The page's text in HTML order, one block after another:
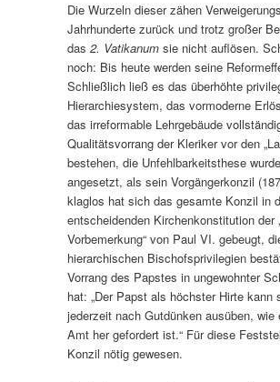
Die Wurzeln dieser zähen
Jahrhunderte zurück und trotz großer
das2. Vatikanum sie nicht auflösen.
noch: Bis heute werden seine
Schließlich ließ es das überhöhte
Hierarchiesystem, das vormoderne
das irreformable Lehrgebäude
Qualitätsvorrang der Kleriker vor den
bestehen, die Unfehlbarkeitsthese
angesetzt, als sein Vorgängerkonzil
klaglos hat sich das gesamte Konzil in
entscheidenden Kirchenkonstitution der
Vorbemerkung“ von Paul VI. gebeugt,
hierarchischen Bischofsprivilegien
Vorrang des Papstes in ungewohnter
hat: „Der Papst als höchster Hirte kann
jederzeit nach Gutdünken ausüben, wie
Amt her gefordert ist.“ Für diese
Konzil nötig gewesen.